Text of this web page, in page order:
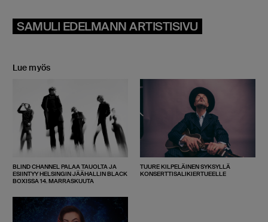
SAMULI EDELMANN ARTISTISIVU
Lue myös
BLIND CHANNEL PALAA TAUOLTA JA
ESIINTYY HELSINGIN JÄÄHALLIN BLACK
BOXISSA 14. MARRASKUUTA
TUURE KILPELÄINEN SYKSYLLÄ
KONSERTTISALIKIERTUEELLE